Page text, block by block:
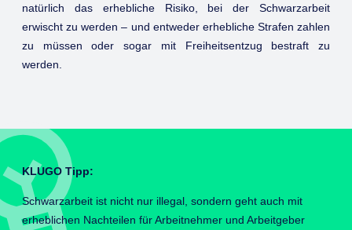
natürlich das erhebliche Risiko, bei der Schwarzarbeit
erwischt zu werden – und entweder erhebliche Strafen zahlen
zu müssen oder sogar mit Freiheitsentzug bestraft zu
werden.
KLUGO Tipp:
Schwarzarbeit ist nicht nur illegal, sondern geht auch mit
erheblichen Nachteilen für Arbeitnehmer und Arbeitgeber